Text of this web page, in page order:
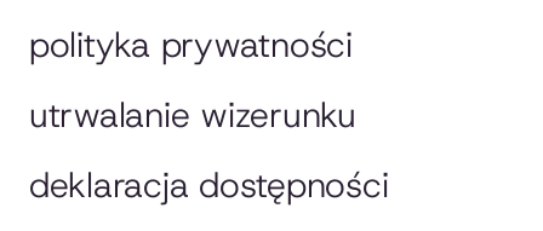
polityka prywatności
utrwalanie wizerunku
deklaracja dostępności